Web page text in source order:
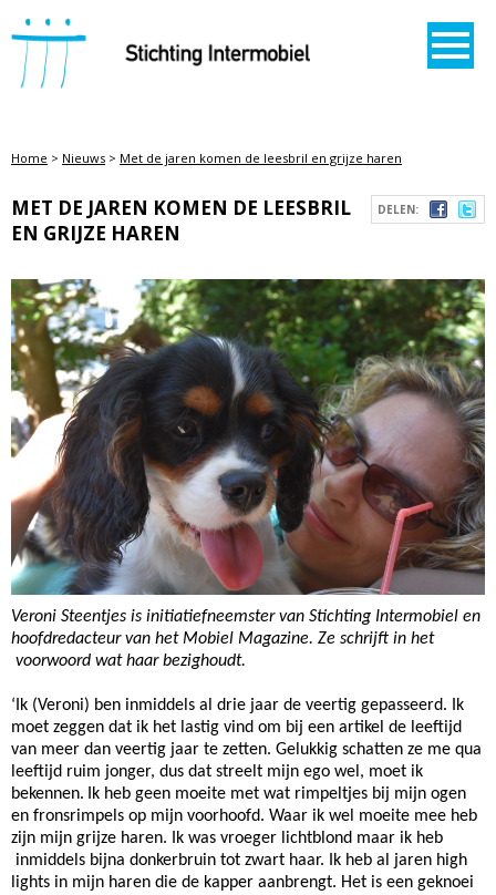
STICHTING INTERMOBIEL
Home > Nieuws > Met de jaren komen de leesbril en grijze haren
DELEN:
MET DE JAREN KOMEN DE LEESBRIL
EN GRIJZE HAREN
Veroni Steentjes is initiatiefneemster van Stichting Intermobiel en
hoofdredacteur van het Mobiel Magazine. Ze schrijft in het
voorwoord wat haar bezighoudt.
‘Ik (Veroni) ben inmiddels al drie jaar de veertig gepasseerd. Ik
moet zeggen dat ik het lastig vind om bij een artikel de leeftijd
van meer dan veertig jaar te zetten. Gelukkig schatten ze me qua
leeftijd ruim jonger, dus dat streelt mijn ego wel, moet ik
bekennen. Ik heb geen moeite met wat rimpeltjes bij mijn ogen
en fronsrimpels op mijn voorhoofd. Waar ik wel moeite mee heb
zijn mijn grijze haren. Ik was vroeger lichtblond maar ik heb
inmiddels bijna donkerbruin tot zwart haar. Ik heb al jaren high
lights in mijn haren die de kapper aanbrengt. Het is een geknoei